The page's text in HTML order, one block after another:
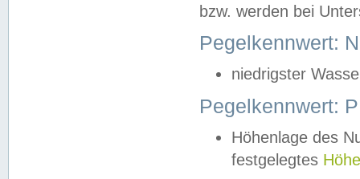
bzw. werden bei
Pegelkennwert:
niedrigster
Pegelkennwert:
Höhenlage des
festgelegtes